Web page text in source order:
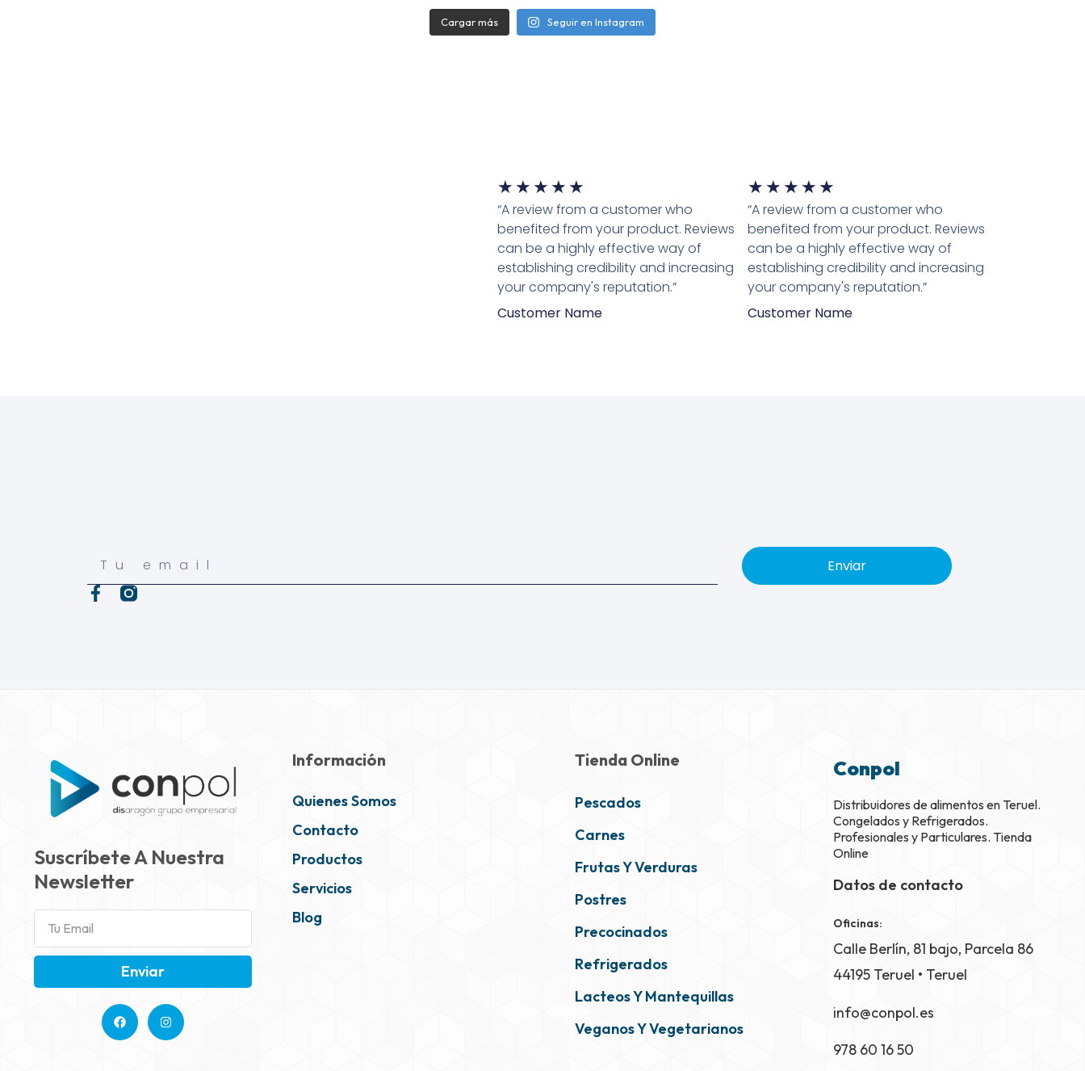
Cargar más Seguir en Instagram
★ ★ ★ ★ ★
“A review from a customer who
benefited from your product. Reviews
can be a highly effective way of
establishing credibility and increasing
your company's reputation.”
Customer Name
★ ★ ★ ★ ★
“A review from a customer who
benefited from your product. Reviews
can be a highly effective way of
establishing credibility and increasing
your company's reputation.”
Customer Name
Enviar
Suscríbete A Nuestra
Newsletter
Enviar
Información
Quienes Somos
Contacto
Productos
Servicios
Blog
Tienda Online
Pescados
Carnes
Frutas Y Verduras
Postres
Precocinados
Refrigerados
Lacteos Y Mantequillas
Veganos Y Vegetarianos
Conpol
Distribuidores de alimentos en Teruel.
Congelados y Refrigerados.
Profesionales y Particulares. Tienda
Online
Datos de contacto
Oficinas:
Calle Berlín, 81 bajo, Parcela 86
44195 Teruel • Teruel
info@conpol.es
978 60 16 50